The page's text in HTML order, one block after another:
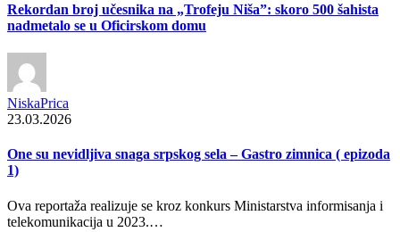
Rekordan broj učesnika na „Trofeju Niša”: skoro 500 šahista
nadmetalo se u Oficirskom domu
NiskaPrica
23.03.2026
One su nevidljiva snaga srpskog sela – Gastro zimnica ( epizoda
1)
Ova reportaža realizuje se kroz konkurs Ministarstva informisanja i
telekomunikacija u 2023.…